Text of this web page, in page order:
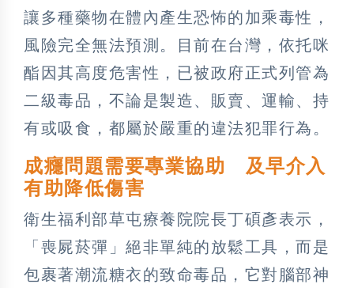
讓多種藥物在體內產生恐怖的加乘毒性，
風險完全無法預測。目前在台灣，依托咪
酯因其高度危害性，已被政府正式列管為
二級毒品，不論是製造、販賣、運輸、持
有或吸食，都屬於嚴重的違法犯罪行為。
成癮問題需要專業協助 及早介入
有助降低傷害
衛生福利部草屯療養院院長丁碩彥表示，
「喪屍菸彈」絕非單純的放鬆工具，而是
包裹著潮流糖衣的致命毒品，它對腦部神